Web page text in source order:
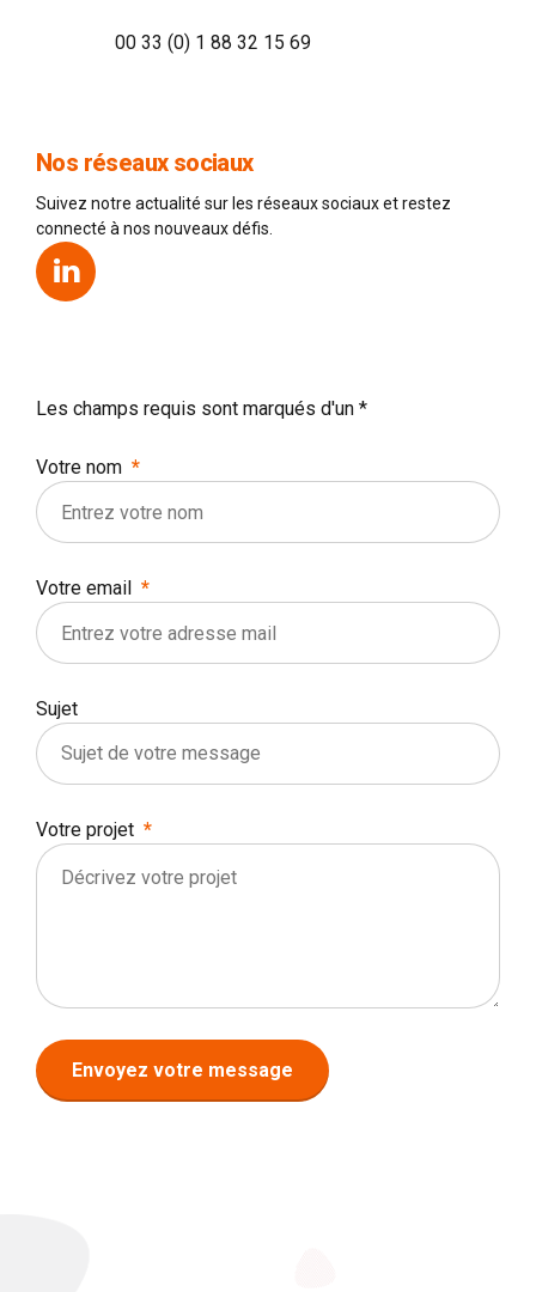
00 33 (0) 1 88 32 15 69
Nos réseaux sociaux
Suivez notre actualité sur les réseaux sociaux et restez
connecté à nos nouveaux défis.
Les champs requis sont marqués d'un *
Votre nom
Votre email
Sujet
Votre projet